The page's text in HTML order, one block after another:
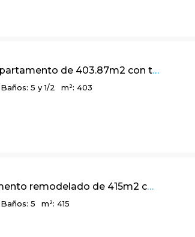
Confortable apartamento de 403.87m2 con terraza y vista a la ciudad, en Chicó Alto
Baños: 5 y 1/2
m²: 403
Lindo apartamento remodelado de 415m2 con 2 terrazas, en Montereserva
Baños: 5
m²: 415